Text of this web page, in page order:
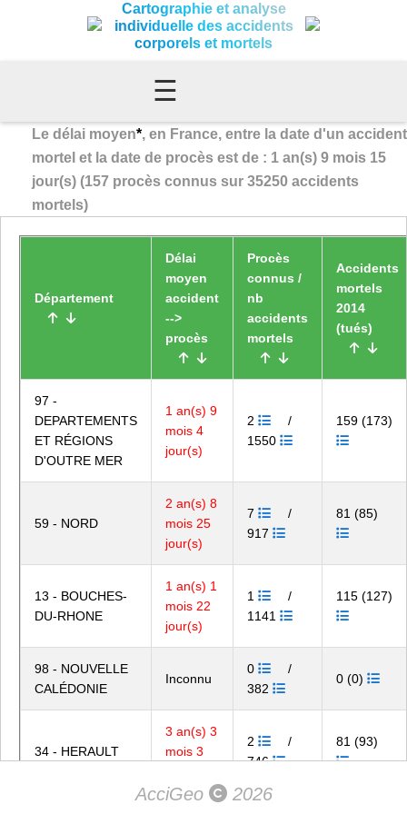
Cartographie et analyse
individuelle des accidents
corporels et mortels
☰
Le délai moyen*, en France, entre la date d'un accident
mortel et la date de procès est de : 1 an(s) 9 mois 15
jour(s) (157 procès connus sur 35250 accidents
mortels)
Département
Délai
moyen
accident
-->
procès
Procès
connus /
nb
accidents
mortels
Accidents
mortels
2014
(tués)
97 -
DEPARTEMENTS
ET RÉGIONS
D'OUTRE MER
1 an(s) 9
mois 4
jour(s)
2
/
1550
159 (173)
59 - NORD
2 an(s) 8
mois 25
jour(s)
7
/
917
81 (85)
13 - BOUCHES-
DU-RHONE
1 an(s) 1
mois 22
jour(s)
1
/
1141
115 (127)
98 - NOUVELLE
CALÉDONIE
Inconnu
0
/
382
0 (0)
34 - HERAULT
3 an(s) 3
mois 3
2
/
746
81 (93)
AcciGeo 2026